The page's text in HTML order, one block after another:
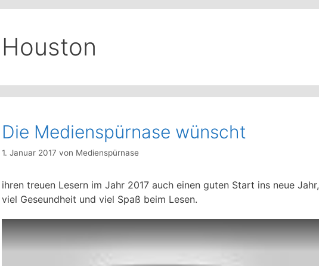
Houston
Die Medienspürnase wünscht
1. Januar 2017 von Medienspürnase
ihren treuen Lesern im Jahr 2017 auch einen guten Start ins neue Jahr,
viel Geseundheit und viel Spaß beim Lesen.